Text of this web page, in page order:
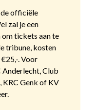
officiële
zal je een
om tickets aan te
tribune, kosten
. Voor
Anderlecht, Club
KRC Genk of KV